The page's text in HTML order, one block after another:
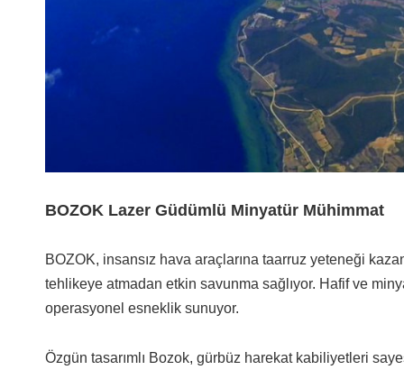
BOZOK Lazer Güdümlü Minyatür Mühimmat
BOZOK, insansız hava araçlarına taarruz yeteneği
tehlikeye atmadan etkin savunma sağlıyor. Hafif ve
operasyonel esneklik sunuyor.
Özgün tasarımlı Bozok, gürbüz harekat kabiliyetleri